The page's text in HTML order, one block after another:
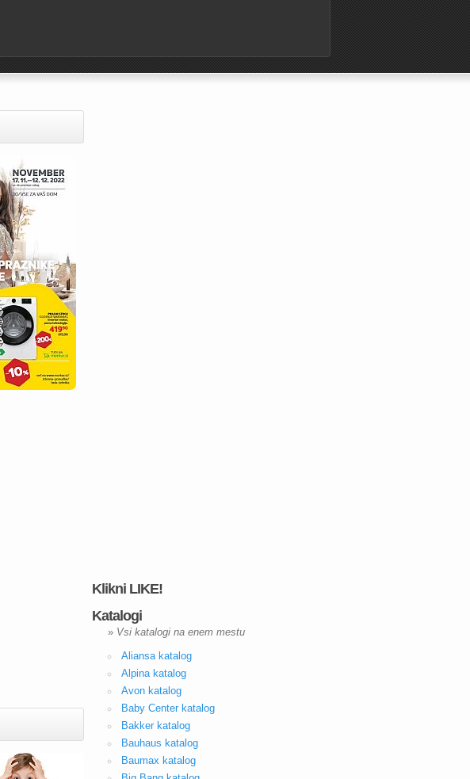
Klikni LIKE!
Katalogi
» Vsi katalogi na enem mestu
Aliansa katalog
Alpina katalog
Avon katalog
Baby Center katalog
Bakker katalog
Bauhaus katalog
Baumax katalog